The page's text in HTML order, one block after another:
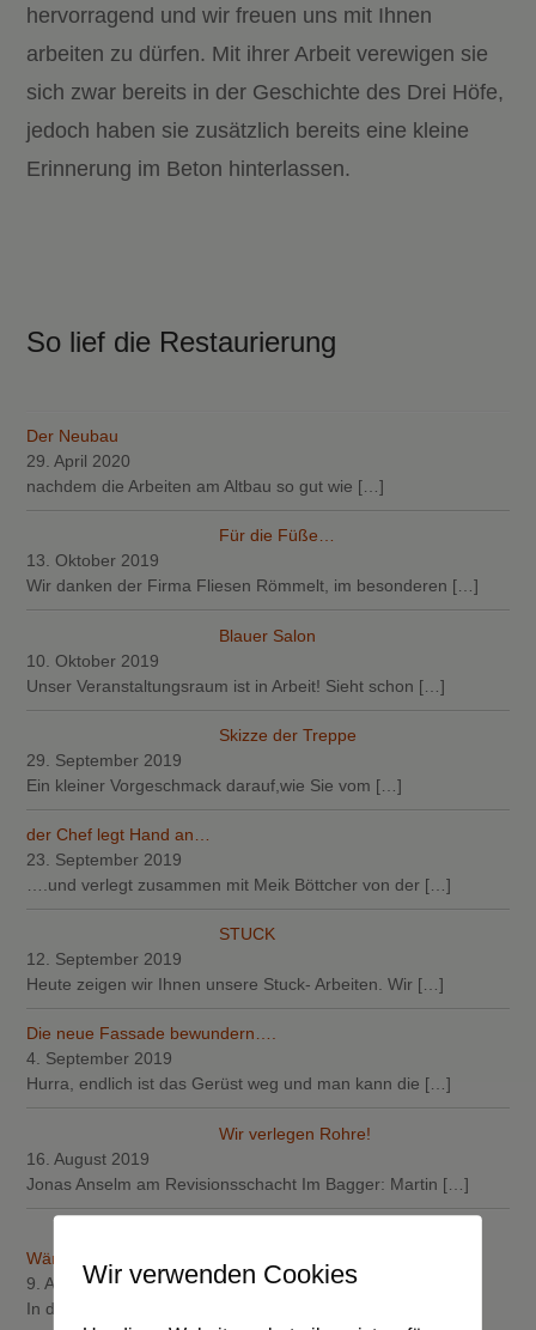
hervorragend und wir freuen uns mit Ihnen
arbeiten zu dürfen. Mit ihrer Arbeit verewigen sie
sich zwar bereits in der Geschichte des Drei Höfe,
jedoch haben sie zusätzlich bereits eine kleine
Erinnerung im Beton hinterlassen.
So lief die Restaurierung
Der Neubau
29. April 2020
nachdem die Arbeiten am Altbau so gut wie […]
Für die Füße…
13. Oktober 2019
Wir danken der Firma Fliesen Römmelt, im besonderen […]
Blauer Salon
10. Oktober 2019
Unser Veranstaltungsraum ist in Arbeit! Sieht schon […]
Skizze der Treppe
29. September 2019
Ein kleiner Vorgeschmack darauf,wie Sie vom […]
der Chef legt Hand an…
23. September 2019
….und verlegt zusammen mit Meik Böttcher von der […]
STUCK
12. September 2019
Heute zeigen wir Ihnen unsere Stuck- Arbeiten. Wir […]
Die neue Fassade bewundern….
4. September 2019
Hurra, endlich ist das Gerüst weg und man kann die […]
Wir verlegen Rohre!
16. August 2019
Jonas Anselm am Revisionsschacht Im Bagger: Martin […]
Wärme….
9. August 2019
In der letzten Woche hat der Altbau in jedem Raum eine
Wir verwenden Cookies